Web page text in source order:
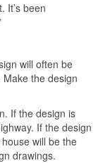
It’s been
will often be
the design
If the design is
If the design
will be the
drawings.